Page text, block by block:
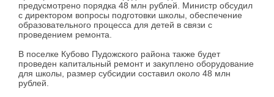
предусмотрено порядка 48 млн рублей. Министр обсудил
с директором вопросы подготовки школы, обеспечение
образовательного процесса для детей в связи с
проведением ремонта.
В поселке Кубово Пудожского района также будет
проведен капитальный ремонт и закуплено оборудование
для школы, размер субсидии составил около 48 млн
рублей.